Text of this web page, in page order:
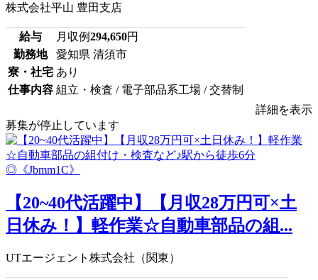
株式会社平山 豊田支店
給与 月収例294,650円
勤務地
愛知県 清須市
寮・社宅 あり
仕事内容 組立・検査 / 電子部品系工場 / 交替制
詳細を表示
募集が停止しています
【20~40代活躍中】【月収28万円可×土
日休み！】軽作業☆自動車部品の組...
UTエージェント株式会社（関東）